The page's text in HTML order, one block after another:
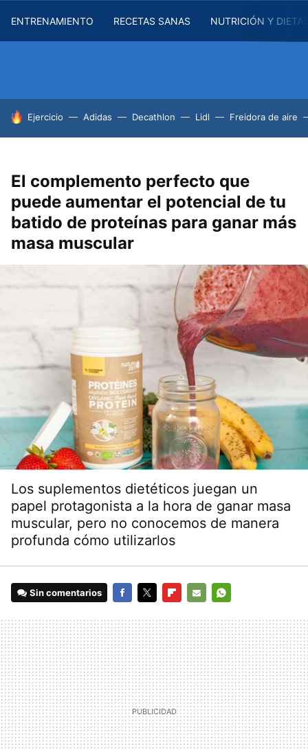
ENTRENAMIENTO RECETAS SANAS NUTRICIÓN Y
HOY SE HABLA DE
Ejercicio Adidas Decathlon Lidl Freidora de aire
El complemento perfecto que
puede aumentar el potencial de tu
batido de proteínas para ganar más
masa muscular
Los suplementos dietéticos juegan un
papel protagonista a la hora de ganar masa
muscular, pero no conocemos de manera
profunda cómo utilizarlos
Sin comentarios
MAIL